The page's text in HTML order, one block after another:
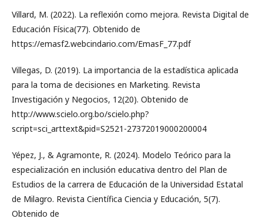
Villard, M. (2022). La reflexión como mejora. Revista Digital de
Educación Física(77). Obtenido de
https://emasf2.webcindario.com/EmasF_77.pdf
Villegas, D. (2019). La importancia de la estadística aplicada
para la toma de decisiones en Marketing. Revista
Investigación y Negocios, 12(20). Obtenido de
http://www.scielo.org.bo/scielo.php?
script=sci_arttext&pid=S2521-27372019000200004
Yépez, J., & Agramonte, R. (2024). Modelo Teórico para la
especialización en inclusión educativa dentro del Plan de
Estudios de la carrera de Educación de la Universidad Estatal
de Milagro. Revista Científica Ciencia y Educación, 5(7).
Obtenido de